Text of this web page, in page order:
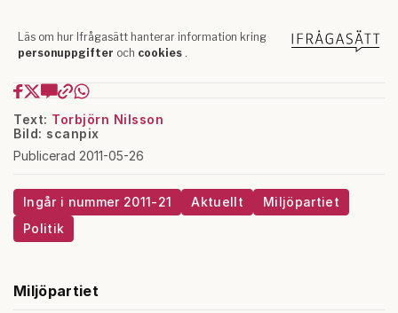
Text: Torbjörn Nilsson
Bild: scanpix
Publicerad 2011-05-26
Ingår i nummer 2011-21 Aktuellt
Miljöpartiet
Politik
Miljöpartiet